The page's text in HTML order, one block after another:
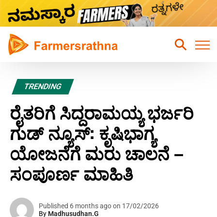
Latest News
Sustainable Farming
Hydroponic Farming
Fruits Farming
Mixed Crops Agriculture Farming
Vegetables Farming
TRENDING
ರೈತರಿಗೆ ಸಿದ್ದರಾಮಯ್ಯ ಭರ್ಜರಿ
ಗುಡ್ ನ್ಯೂಸ್: ಕೃಷಿಭಾಗ್ಯ
ಯೋಜನೆಗೆ ಮರು ಚಾಲನೆ –
ಸಂಪೂರ್ಣ ಮಾಹಿತಿ
Published 6 months ago on 17/02/2026
By Madhusudhan.G